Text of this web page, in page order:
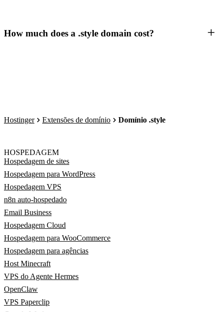
How much does a .style domain cost?
Hostinger Extensões de domínio Domínio .style
HOSPEDAGEM
Hospedagem de sites
Hospedagem para WordPress
Hospedagem VPS
n8n auto-hospedado
Email Business
Hospedagem Cloud
Hospedagem para WooCommerce
Hospedagem para agências
Host Minecraft
VPS do Agente Hermes
OpenClaw
VPS Paperclip